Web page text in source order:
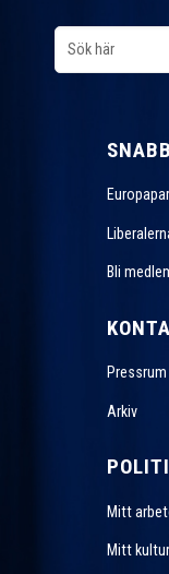
Bli
Pressrum
Arkiv
Mitt
Mitt